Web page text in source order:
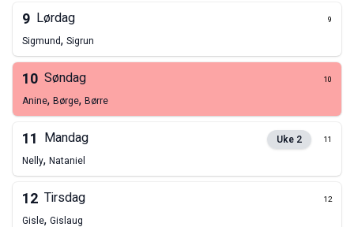
9 Lørdag 9
Sigmund, Sigrun
10 Søndag 10
Anine, Børge, Børre
11 Mandag Uke 2 11
Nelly, Nataniel
12 Tirsdag 12
Gisle, Gislaug